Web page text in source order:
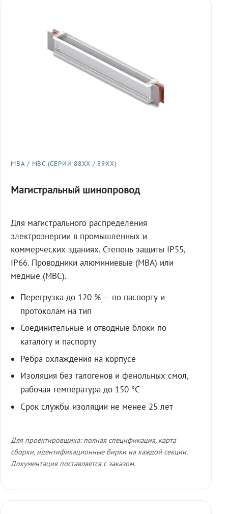
МВА / МВС (СЕРИИ 88XX / 89XX)
Магистральный шинопровод
Для магистрального распределения
электроэнергии в промышленных и
коммерческих зданиях. Степень защиты IP55,
IP66. Проводники алюминиевые (МВА) или
медные (МВС).
Перегрузка до 120 % — по паспорту и
протоколам на тип
Соединительные и отводные блоки по
каталогу и паспорту
Рёбра охлаждения на корпусе
Изоляция без галогенов и фенольных смол,
рабочая температура до 150 °C
Срок службы изоляции не менее 25 лет
Для проектировщика: полная спецификация, карта
сборки, идентификационные бирки на каждой секции.
Документация поставляется с заказом.